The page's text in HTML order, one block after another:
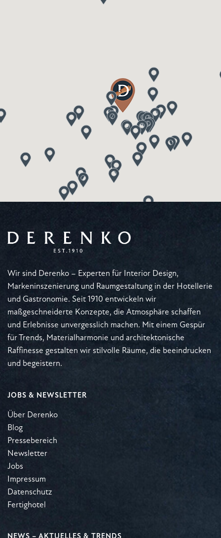
Wir sind Derenko – Experten für Interior Design,
Markeninszenierung und Raumgestaltung in der Hotellerie
und Gastronomie. Seit 1910 entwickeln wir
maßgeschneiderte Konzepte, die Atmosphäre schaffen
und Erlebnisse unvergesslich machen. Mit einem Gespür
für Trends, Materialharmonie und architektonische
Raffinesse gestalten wir stilvolle Räume, die beeindrucken
und begeistern.
JOBS & NEWSLETTER
Über Derenko
Blog
Pressebereich
Newsletter
Jobs
Impressum
Datenschutz
Fertighotel